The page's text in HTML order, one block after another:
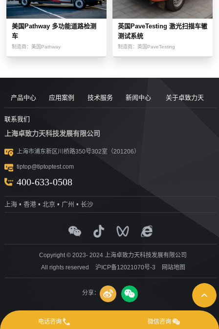
美国Pathway 多功能道路检测
车
制造商： 美国Pathway
英国PaveTesting 激光扫描车辙
测试系统
制造商： 英国PaveTesting
产品中心
道路现场检
测设备
沥青/沥青胶
结料测试设
沥青混合料
设备
岩石力学测
试设备
集料/水泥/混
应用案例
视频
技术服务
团队风采
UTM升级
技术答疑
新闻中心 关于卓致力天
合作伙伴
联系我们
上海卓致力天科技发展有限公司
上海市浦东新区川桥路350号302室（201206）
tiptop@tiptoptest.com
400-633-0508
上海 ▪ 香港 ▪ 北京 ▪ 广州 ▪ 长沙
Copyright © 2023- 2024 上海卓致力天科技发展有限公司
All rights reserved
沪ICP备12021070号-3 网站地图
分享：
电话咨询 微信咨询